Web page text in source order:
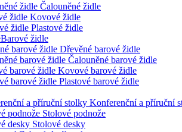
Čalouněné židle
Kovové židle
Plastové židle
Barové židle
Dřevěné barové židle
Čalouněné barové židle
Kovové barové židle
Plastové barové židle
Konferenční a příruční
Stolové podnože
Stolové desky